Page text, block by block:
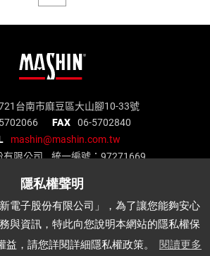
電子股份有限公司」，為了讓您能夠安心
與資訊，特此向您說明本網站的隱私權保
益，請您詳閱詳細隱私權政策。
閱讀更多
台南市麻豆區大山腳10-33號
FAX
06-5702840
mashin@mashin.com.tw
有限公司 統一編號：97271669
質認證 最新消息
銷據點 說明書下載 APP